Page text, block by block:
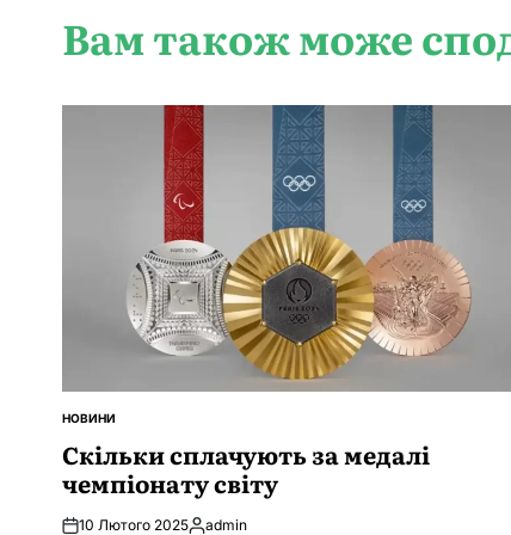
Вам також може
ОПУБЛІКУВАТИ
НОВИНИ
Скільки сплачують за медалі
чемпіонату світу
10 Лютого 2025 admin